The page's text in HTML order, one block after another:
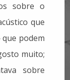
sobre o
que
podem
muito;
sobre